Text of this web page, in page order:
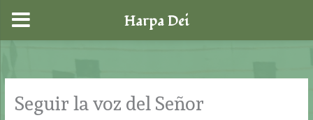
contenido
Seguir la voz del Señor
Harpa Dei